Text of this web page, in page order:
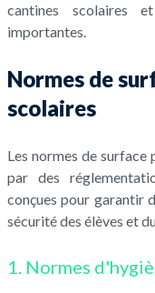
cantines scolaires
importantes.
Normes de
scolaires
Les normes de
par des
conçues pour garantir
sécurité des élèves et
1. Normes